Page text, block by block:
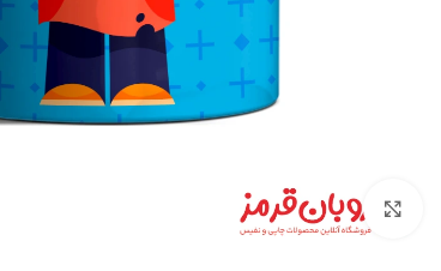
بزرگنمایی تصویر